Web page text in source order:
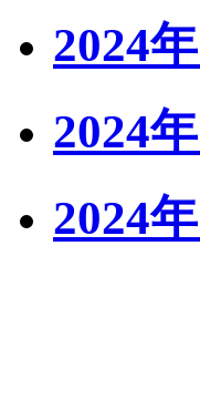
2024
2024
2024